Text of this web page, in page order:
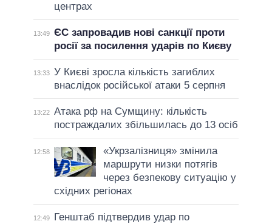
центрах
13:49 ЄС запровадив нові санкції проти
росії за посилення ударів по Києву
13:33 У Києві зросла кількість загиблих
внаслідок російської атаки 5 серпня
13:22 Атака рф на Сумщину: кількість
постраждалих збільшилась до 13 осіб
12:58
«Укрзалізниця» змінила
маршрути низки потягів
через безпекову ситуацію у
східних регіонах
12:49
Генштаб підтвердив удар по